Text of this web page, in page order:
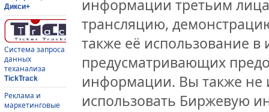
Дикси+
Система запроса
данных
теханализа
TickTrack
Реклама и
маркетинговые
информации третьим
трансляцию,
также её использование
предусматривающих
информации. Вы также не
использовать Биржевую